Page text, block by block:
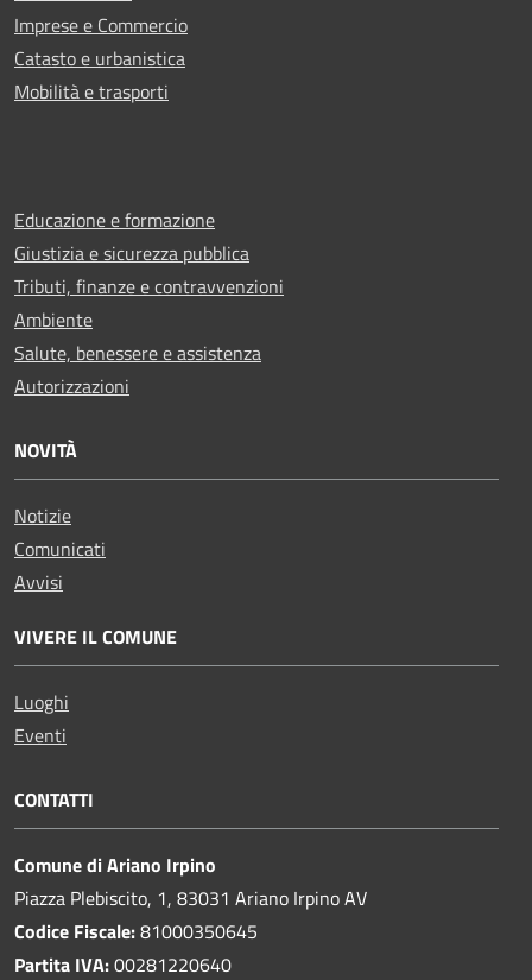
Imprese e Commercio
Catasto e urbanistica
Mobilità e trasporti
Educazione e formazione
Giustizia e sicurezza pubblica
Tributi, finanze e contravvenzioni
Ambiente
Salute, benessere e assistenza
Autorizzazioni
NOVITÀ
Notizie
Comunicati
Avvisi
VIVERE IL COMUNE
Luoghi
Eventi
CONTATTI
Comune di Ariano Irpino
Piazza Plebiscito, 1, 83031 Ariano Irpino AV
Codice Fiscale:81000350645
Partita IVA:00281220640